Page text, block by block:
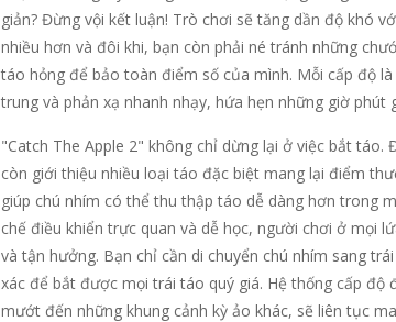
giản? Đừng vội kết luận! Trò chơi sẽ tăng dần độ khó
nhiều hơn và đôi khi, bạn còn phải né tránh những
táo hỏng để bảo toàn điểm số của mình. Mỗi cấp độ
trung và phản xạ nhanh nhạy, hứa hẹn những giờ phút
"Catch The Apple 2" không chỉ dừng lại ở việc bắt
còn giới thiệu nhiều loại táo đặc biệt mang lại điểm
giúp chú nhím có thể thu thập táo dễ dàng hơn trong
chế điều khiển trực quan và dễ học, người chơi ở mọi
và tận hưởng. Bạn chỉ cần di chuyển chú nhím sang
xác để bắt được mọi trái táo quý giá. Hệ thống cấp độ
mướt đến những khung cảnh kỳ ảo khác, sẽ liên tục